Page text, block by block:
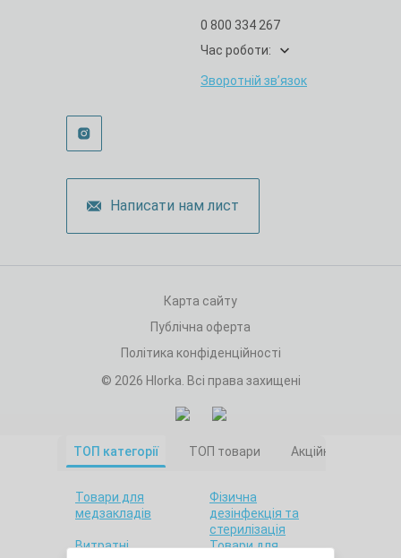
Написати нам лист
0 800 334 267
Час роботи:
Зворотній зв’язок
Карта сайту
Публічна оферта
Політика конфіденційності
© 2026 Hlorka. Всі права захищені
ТОП категорії ТОП товари Акційні товари
Товари для
медзакладів
Фізична
дезінфекція та
стерилізація
Витратні
Товари для